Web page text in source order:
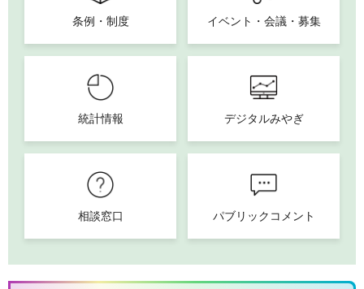
条例・制度 イベント・会議・募集
統計情報 デジタルみやぎ
相談窓口 パブリックコメント